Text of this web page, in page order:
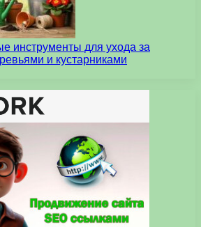
инструменты для ухода за
и кустарниками